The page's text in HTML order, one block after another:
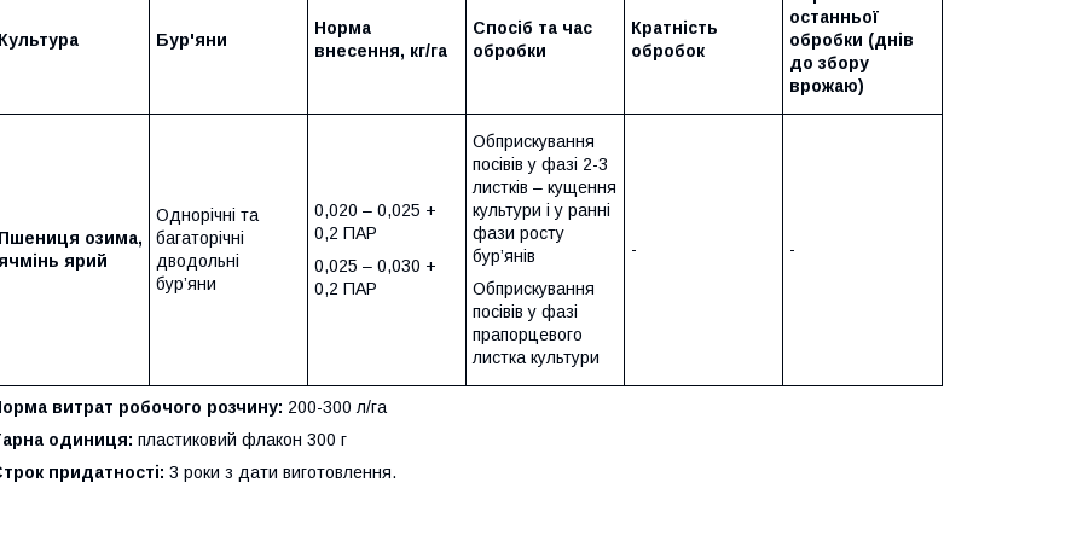
Бур'яни
Норма
внесення, кг/га
Спосіб та час
обробки
Кратність
обробок
останньої
обробки (днів
до збору
врожаю)
озима,
ярий
Однорічні та
багаторічні
дводольні
бур’яни
0,020 – 0,025 +
0,2 ПАР
0,025 – 0,030 +
0,2 ПАР
Обприскування
посівів у фазі 2-3
листків – кущення
культури і у ранні
фази росту
бур’янів
Обприскування
посівів у фазі
прапорцевого
листка культури
- -
витрат робочого розчину: 200-300 л/га
одиниця: пластиковий флакон 300 г
придатності: 3 роки з дати виготовлення.